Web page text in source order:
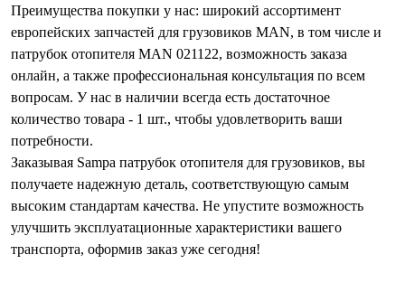
Преимущества покупки у нас: широкий ассортимент
европейских запчастей для грузовиков MAN, в том числе и
патрубок отопителя MAN 021122, возможность заказа
онлайн, а также профессиональная консультация по всем
вопросам. У нас в наличии всегда есть достаточное
количество товара - 1 шт., чтобы удовлетворить ваши
потребности.
Заказывая Sampa патрубок отопителя для грузовиков, вы
получаете надежную деталь, соответствующую самым
высоким стандартам качества. Не упустите возможность
улучшить эксплуатационные характеристики вашего
транспорта, оформив заказ уже сегодня!